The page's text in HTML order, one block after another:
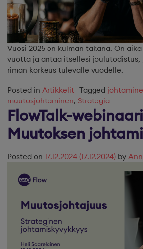
Vuosi 2025 on kulman takana. On
vuotta ja antaa itsellesi joulutodistus,
riman korkeus tulevalle vuodelle.
Posted in Artikkelit Tagged
muutosjohtaminen, Strategia
FlowTalk-
Muutoksen
Posted on 17.12.2024 (17.12.2024) by